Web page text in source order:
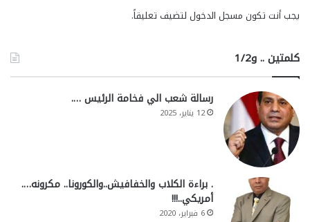
يجب أنت تكون مسجل الدخول لتضيف تعليقاً.
كلمتين .. و1/2
رسالة شعب الي فخامة الرئيس ….
12 يناير، 2025
. براءة الكلاب والخفافيش..والكورونا.. مكرونه….
أمريكي..!!!
6 فبراير، 2020